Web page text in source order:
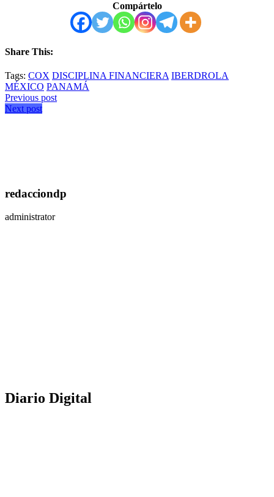
Compártelo
Share This:
Tags: COX DISCIPLINA FINANCIERA IBERDROLA
MÉXICO PANAMÁ
Previous post
Next post
redacciondp
administrator
Diario Digital